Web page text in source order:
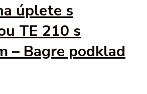
úplete s
TE 210 s
– Bagre podklad